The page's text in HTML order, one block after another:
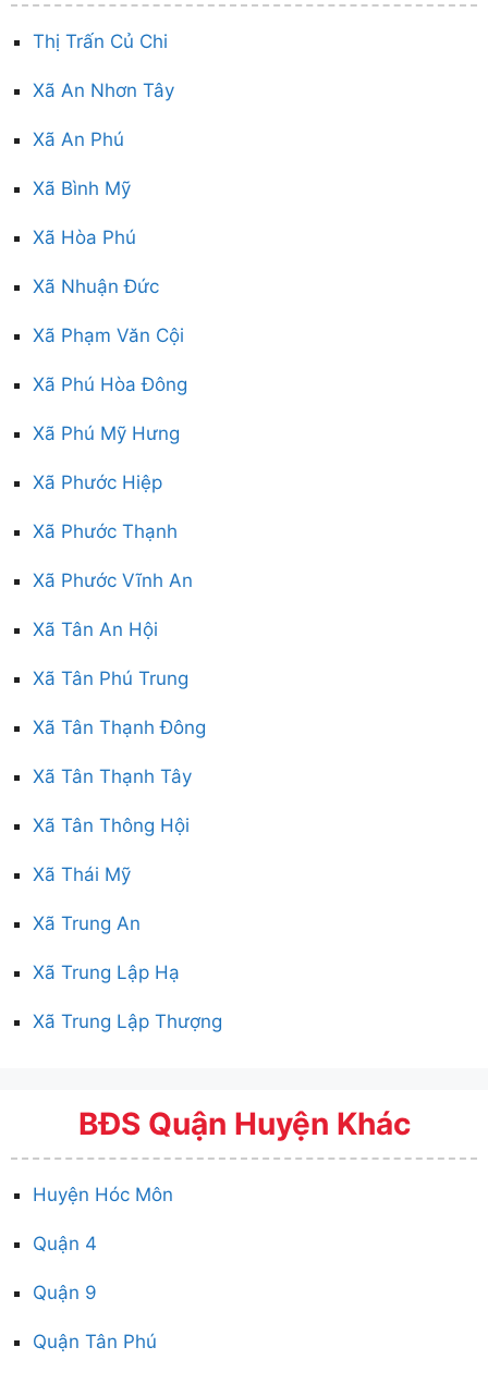
Thị Trấn Củ Chi
Xã An Nhơn Tây
Xã An Phú
Xã Bình Mỹ
Xã Hòa Phú
Xã Nhuận Đức
Xã Phạm Văn Cội
Xã Phú Hòa Đông
Xã Phú Mỹ Hưng
Xã Phước Hiệp
Xã Phước Thạnh
Xã Phước Vĩnh An
Xã Tân An Hội
Xã Tân Phú Trung
Xã Tân Thạnh Đông
Xã Tân Thạnh Tây
Xã Tân Thông Hội
Xã Thái Mỹ
Xã Trung An
Xã Trung Lập Hạ
Xã Trung Lập Thượng
BĐS Quận Huyện Khác
Huyện Hóc Môn
Quận 4
Quận 9
Quận Tân Phú